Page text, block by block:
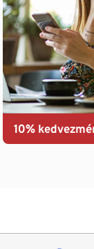
10%